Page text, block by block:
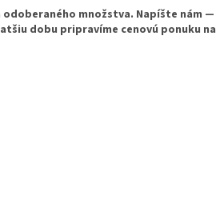
množstva. Napíšte nám —
dobu pripravíme cenovú ponuku na